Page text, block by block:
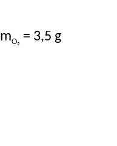
mO₂ = 3,5 g